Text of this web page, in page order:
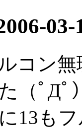
03-
コン
（ﾟДﾟ）
13も